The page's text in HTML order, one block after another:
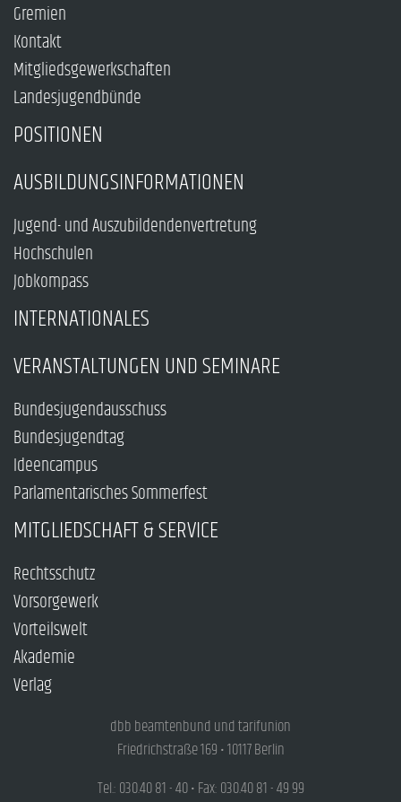
Gremien
Kontakt
Mitgliedsgewerkschaften
Landesjugendbünde
POSITIONEN
AUSBILDUNGSINFORMATIONEN
Jugend- und Auszubildendenvertretung
Hochschulen
Jobkompass
INTERNATIONALES
VERANSTALTUNGEN UND SEMINARE
Bundesjugendausschuss
Bundesjugendtag
Ideencampus
Parlamentarisches Sommerfest
MITGLIEDSCHAFT & SERVICE
Rechtsschutz
Vorsorgewerk
Vorteilswelt
Akademie
Verlag
dbb beamtenbund und tarifunion
Friedrichstraße 169 • 10117 Berlin
Tel.: 030.40 81 - 40 • Fax: 030.40 81 - 49 99